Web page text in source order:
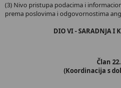
(3) Nivo pristupa podacima i
prema poslovima i odgovornostima
DIO VI - SARADNJA I
Član 22.
(Koordinacija s